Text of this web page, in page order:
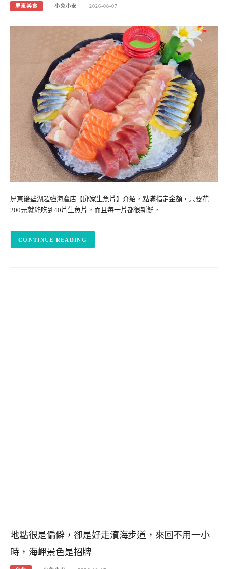
屏東美食 小兔小安 2026-08-07
屏東後壁湖超強海產店【邱家生魚片】介紹，點滿指定金額，只要花
200元就能吃到40片生魚片，而且每一片都很新鮮，…
CONTINUE READING
地點很是偏僻，卻是好走濱海步道，來回不用一小
時，海岬景色是招牌